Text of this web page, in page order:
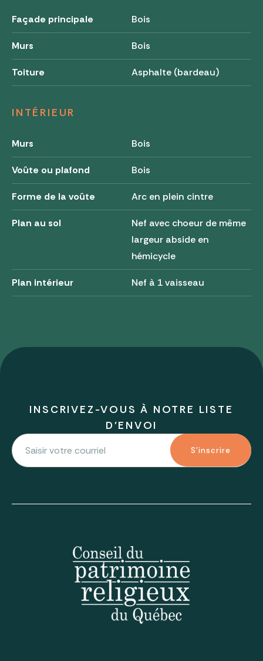
Façade principale Bois
Murs Bois
Toiture Asphalte (bardeau)
INTÉRIEUR
Murs Bois
Voûte ou plafond Bois
Forme de la voûte Arc en plein cintre
Plan au sol
Nef avec choeur de même
largeur abside en
hémicycle
Plan intérieur Nef à 1 vaisseau
INSCRIVEZ-VOUS À NOTRE LISTE
D'ENVOI
S'inscrire